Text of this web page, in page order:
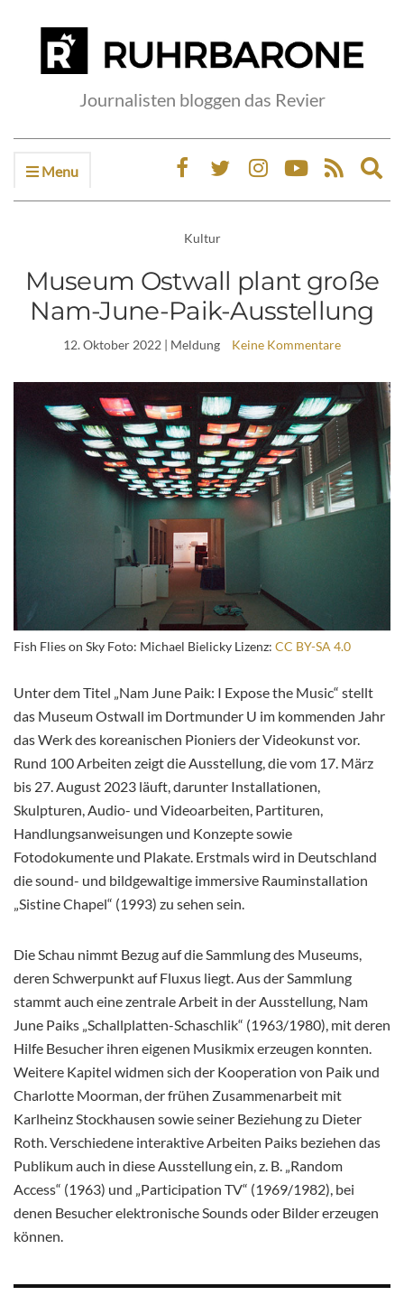
Journalisten bloggen das Revier
Menu
Kultur
Museum Ostwall plant große
Nam-June-Paik-Ausstellung
12. Oktober 2022 | Meldung Keine Kommentare
Fish Flies on Sky Foto: Michael Bielicky Lizenz: CC BY-SA 4.0
Unter dem Titel „Nam June Paik: I Expose the Music“ stellt
das Museum Ostwall im Dortmunder U im kommenden Jahr
das Werk des koreanischen Pioniers der Videokunst vor.
Rund 100 Arbeiten zeigt die Ausstellung, die vom 17. März
bis 27. August 2023 läuft, darunter Installationen,
Skulpturen, Audio- und Videoarbeiten, Partituren,
Handlungsanweisungen und Konzepte sowie
Fotodokumente und Plakate. Erstmals wird in Deutschland
die sound- und bildgewaltige immersive Rauminstallation
„Sistine Chapel“ (1993) zu sehen sein.
Die Schau nimmt Bezug auf die Sammlung des Museums,
deren Schwerpunkt auf Fluxus liegt. Aus der Sammlung
stammt auch eine zentrale Arbeit in der Ausstellung, Nam
June Paiks „Schallplatten-Schaschlik“ (1963/1980), mit deren
Hilfe Besucher ihren eigenen Musikmix erzeugen konnten.
Weitere Kapitel widmen sich der Kooperation von Paik und
Charlotte Moorman, der frühen Zusammenarbeit mit
Karlheinz Stockhausen sowie seiner Beziehung zu Dieter
Roth. Verschiedene interaktive Arbeiten Paiks beziehen das
Publikum auch in diese Ausstellung ein, z. B. „Random
Access“ (1963) und „Participation TV“ (1969/1982), bei
denen Besucher elektronische Sounds oder Bilder erzeugen
können.